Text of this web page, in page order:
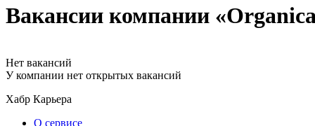
Вакансии компании
Нет вакансий
У компании нет открытых вакансий
Хабр Карьера
О сервисе